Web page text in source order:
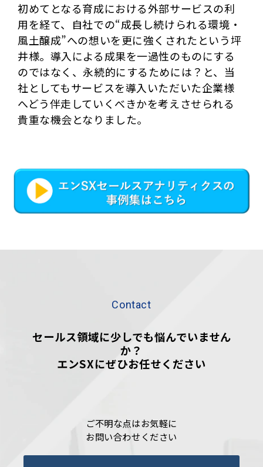
初めてとなる育成における外部サービスの利
用を経て、自社での“成長し続けられる環境・
風土醸成”への想いを更に強くされたという坪
井様。導入による成果を一過性のものにする
のではなく、永続的にするためには？と、当
社としてもサービスを導入いただいた企業様
へどう伴走していくべきかを考えさせられる
貴重な機会となりました。
Contact
セールス領域に少しでも悩んでいません
か？
エンSXにぜひお任せください
ご不明な点はお気軽に
お問い合わせください